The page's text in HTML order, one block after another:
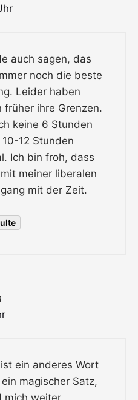
auch sagen, das
noch die beste
Leider haben
früher ihre Grenzen.
keine 6 Stunden
12 Stunden
Ich bin froh, dass
meiner liberalen
mit der Zeit.
ein anderes Wort
magischer Satz,
mich weiter